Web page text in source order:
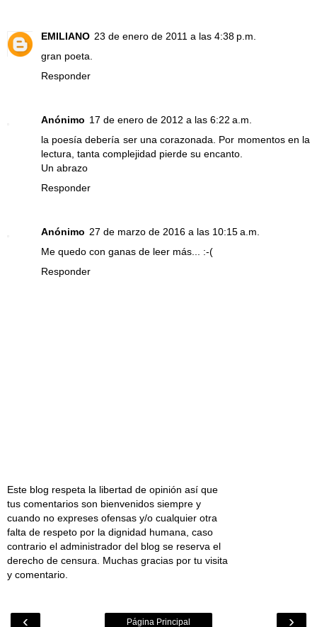
EMILIANO 23 de enero de 2011 a las 4:38 p.m.
gran poeta.
Responder
Anónimo 17 de enero de 2012 a las 6:22 a.m.
la poesía debería ser una corazonada. Por momentos en la
lectura, tanta complejidad pierde su encanto.
Un abrazo
Responder
Anónimo 27 de marzo de 2016 a las 10:15 a.m.
Me quedo con ganas de leer más... :-(
Responder
Este blog respeta la libertad de opinión así que
tus comentarios son bienvenidos siempre y
cuando no expreses ofensas y/o cualquier otra
falta de respeto por la dignidad humana, caso
contrario el administrador del blog se reserva el
derecho de censura. Muchas gracias por tu visita
y comentario.
‹ ›
Página Principal